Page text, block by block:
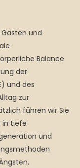
und
Balance
der
und des
zur
führen wir Sie
in tiefe
und